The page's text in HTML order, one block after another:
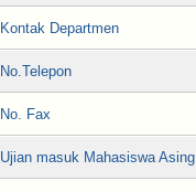
Kontak Departmen
No.Telepon
No. Fax
Ujian masuk Mahasiswa Asing